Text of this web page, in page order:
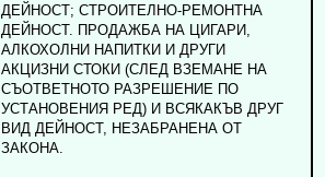
ДЕЙНОСТ; СТРОИТЕЛНО-РЕМОНТНА
ДЕЙНОСТ. ПРОДАЖБА НА ЦИГАРИ,
АЛКОХОЛНИ НАПИТКИ И ДРУГИ
АКЦИЗНИ СТОКИ (СЛЕД ВЗЕМАНЕ НА
СЪОТВЕТНОТО РАЗРЕШЕНИЕ ПО
УСТАНОВЕНИЯ РЕД) И ВСЯКАКЪВ ДРУГ
ВИД ДЕЙНОСТ, НЕЗАБРАНЕНА ОТ
ЗАКОНА.